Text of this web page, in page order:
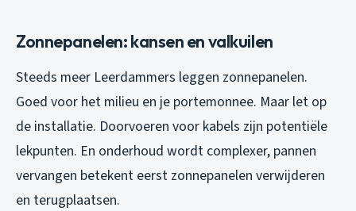
Zonnepanelen: kansen en valkuilen
Steeds meer Leerdammers leggen zonnepanelen.
Goed voor het milieu en je portemonnee. Maar let op
de installatie. Doorvoeren voor kabels zijn potentiële
lekpunten. En onderhoud wordt complexer, pannen
vervangen betekent eerst zonnepanelen verwijderen
en terugplaatsen.